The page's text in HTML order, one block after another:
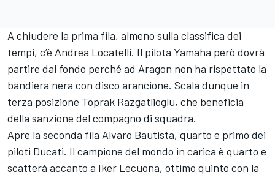
A chiudere la prima fila, almeno sulla classifica dei
tempi, c’è Andrea Locatelli. Il pilota Yamaha però dovrà
partire dal fondo perché ad Aragon non ha rispettato la
bandiera nera con disco arancione. Scala dunque in
terza posizione Toprak Razgatlioglu, che beneficia
della sanzione del compagno di squadra.
Apre la seconda fila Alvaro Bautista, quarto e primo dei
piloti Ducati. Il campione del mondo in carica è quarto e
scatterà accanto a Iker Lecuona, ottimo quinto con la